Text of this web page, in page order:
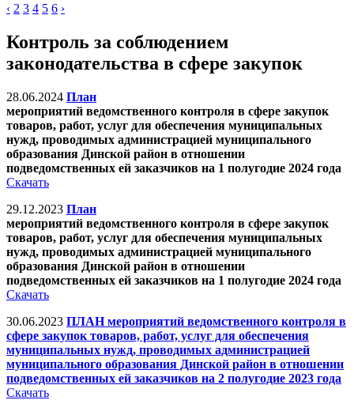
‹ 2 3 4 5 6 ›
Контроль за соблюдением
законодательства в сфере закупок
28.06.2024 План
мероприятий ведомственного контроля в сфере закупок
товаров, работ, услуг для обеспечения муниципальных
нужд, проводимых администрацией муниципального
образования Динской район в отношении
подведомственных ей заказчиков на 1 полугодие 2024 года
Скачать
29.12.2023 План
мероприятий ведомственного контроля в сфере закупок
товаров, работ, услуг для обеспечения муниципальных
нужд, проводимых администрацией муниципального
образования Динской район в отношении
подведомственных ей заказчиков на 1 полугодие 2024 года
Скачать
30.06.2023 ПЛАН мероприятий ведомственного контроля в
сфере закупок товаров, работ, услуг для обеспечения
муниципальных нужд, проводимых администрацией
муниципального образования Динской район в отношении
подведомственных ей заказчиков на 2 полугодие 2023 года
Скачать